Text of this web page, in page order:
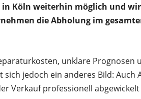
in Köln weiterhin möglich und
die Abholung im
unklare Prognosen
sich jedoch ein anderes Bild: Auch
Verkauf professionell